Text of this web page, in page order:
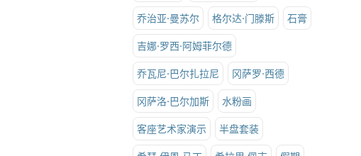
乔治亚·曼苏尔 格尔达·门滕斯 石膏
吉娜·罗西·阿姆菲尔德
乔瓦尼·巴尔扎拉尼 冈萨罗·西德
冈萨洛·巴尔加斯 水粉画
客座艺术家演示 半盘套装